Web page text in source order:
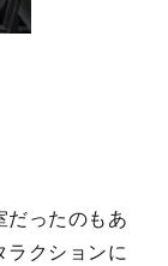
だったのもあ
ラクションに